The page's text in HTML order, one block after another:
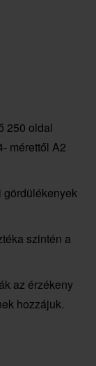
250 oldal
mérettől A2
szintén a
az érzékeny
hozzájuk.